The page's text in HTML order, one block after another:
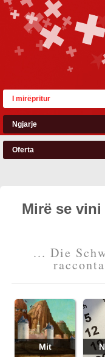
I mirëpritur
Ngjarje
Oferta
Mirë se
... Die
Mit